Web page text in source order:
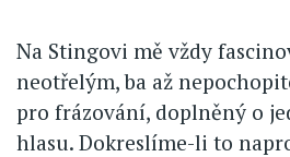
Na Stingovi mě vždy
neotřelým, ba až
pro frázování, doplněný o
hlasu. Dokreslíme-li to